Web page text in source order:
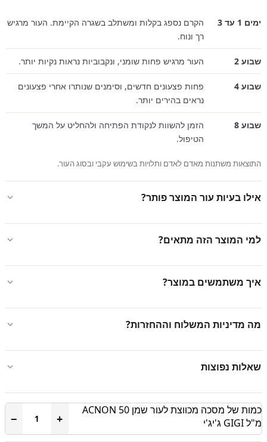
ימים 1 עד 3
הקרם נספג בקלות ומשתלב בשגרה הקיימת. העור מרגיש
רך ונוח.
שבוע 2 העור מרגיש פחות שומני, ונקבוביות נראות נקיות יותר.
שבוע 4
פחות פצעונים חדשים, וסימנים שנותרו אחרי פצעונים
נראים בהירים יותר.
שבוע 8
הזמן להשוות לנקודת הפתיחה ולהחליט על המשך
הטיפול.
התוצאות משתנות מאדם לאדם ותלויות בשימוש עקבי ובסוג העור.
אילו בעיות עור המוצר פותר?
למי המוצר הזה מתאים?
איך משתמשים במוצר?
מה מדיניות המשלוח וההחזרות?
שאלות נפוצות
כמות של מסכה מכווצת לעור שמן ACNON 50
מ"ל GIGI ג'יג'י
+
−